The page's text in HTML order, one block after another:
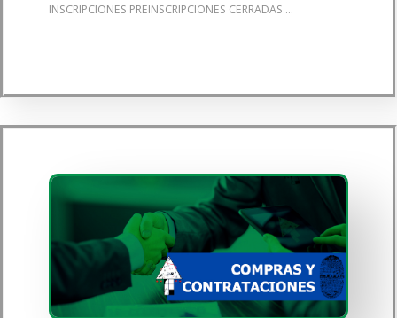
INSCRIPCIONES PREINSCRIPCIONES CERRADAS ...